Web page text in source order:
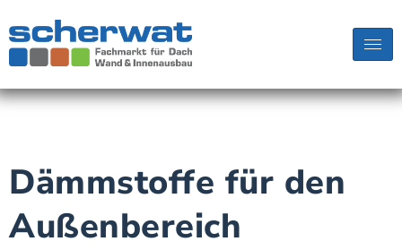
Dämmstoffe für den
Außenbereich